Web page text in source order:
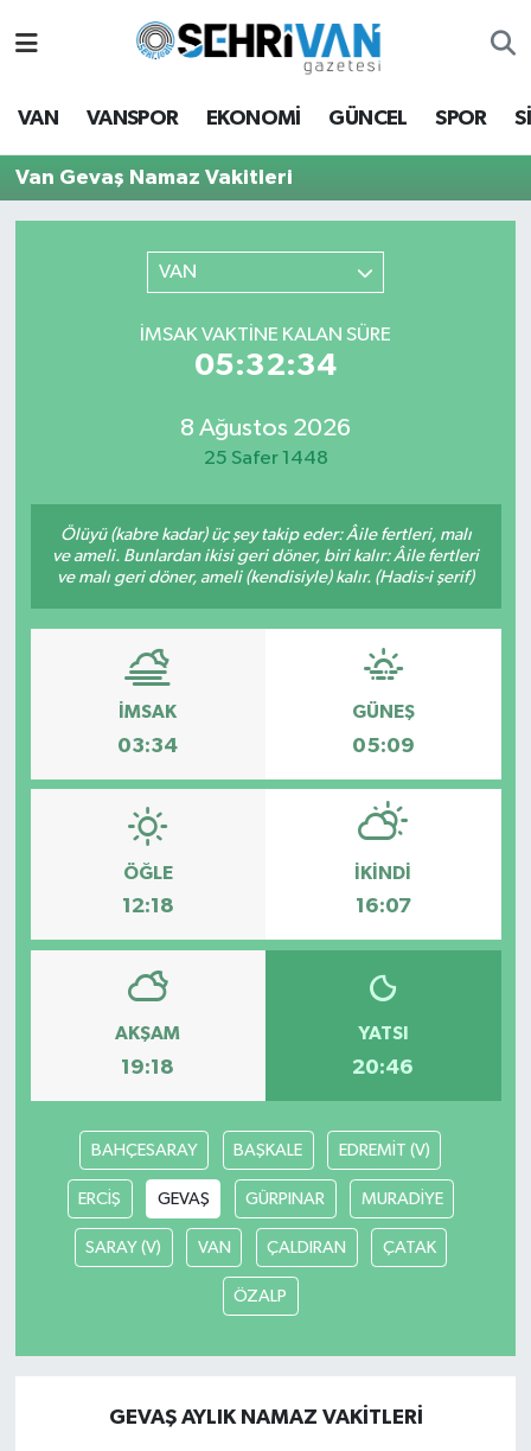
VAN VANSPOR EKONOMİ GÜNCEL SPOR
Van Gevaş Namaz Vakitleri
VAN
İMSAK VAKTİNE KALAN SÜRE
05:32:34
8 Ağustos 2026
25 Safer 1448
Ölüyü (kabre kadar) üç şey takip eder: Âile fertleri, malı
ve ameli. Bunlardan ikisi geri döner, biri kalır: Âile fertleri
ve malı geri döner, ameli (kendisiyle) kalır. (Hadis-i şerif)
İMSAK
03:34
GÜNEŞ
05:09
ÖĞLE
12:18
İKINDI
16:07
AKŞAM
19:18
YATSI
20:46
BAHÇESARAY BAŞKALE EDREMİT (V)
ERCİŞ GEVAŞ GÜRPINAR MURADİYE
SARAY (V) VAN ÇALDIRAN ÇATAK
ÖZALP
GEVAŞ AYLIK NAMAZ VAKITLERI
Van Hava Durumu
Van Trafik Yoğunluk Haritası
Süper Lig Puan Durumu ve Fikstür
Son Dakika Haberleri